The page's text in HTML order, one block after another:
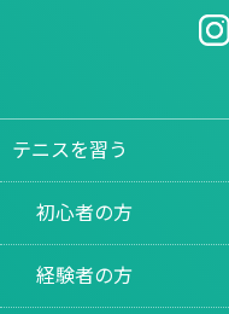
テニスを習う
初心者の方
経験者の方